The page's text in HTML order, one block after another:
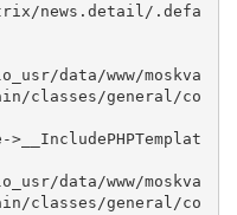
news.detail/.defa
classes/general/co
classes/general/co